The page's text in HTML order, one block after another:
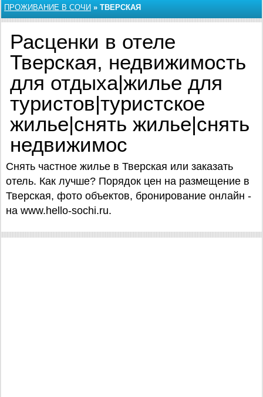
ПРОЖИВАНИЕ В CОЧИ » ТВЕРСКАЯ
Расценки в отеле
Тверская, недвижимость
для отдыха|жилье для
туристов|туристское
жилье|снять жилье|снять
недвижимос
Снять частное жилье в Тверская или заказать
отель. Как лучше? Порядок цен на размещение в
Тверская, фото объектов, бронирование онлайн -
на www.hello-sochi.ru.